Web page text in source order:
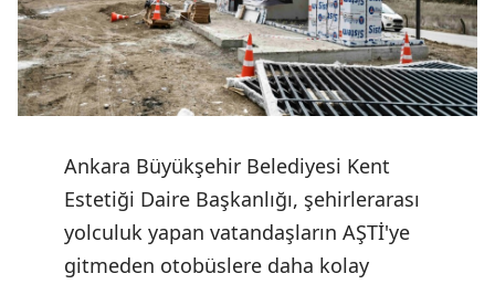
Ankara Büyükşehir Belediyesi Kent
Estetiği Daire Başkanlığı, şehirlerarası
yolculuk yapan vatandaşların AŞTİ'ye
gitmeden otobüslere daha kolay